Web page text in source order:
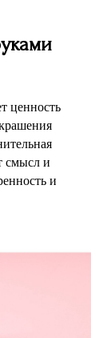
ценность
смысл и
и